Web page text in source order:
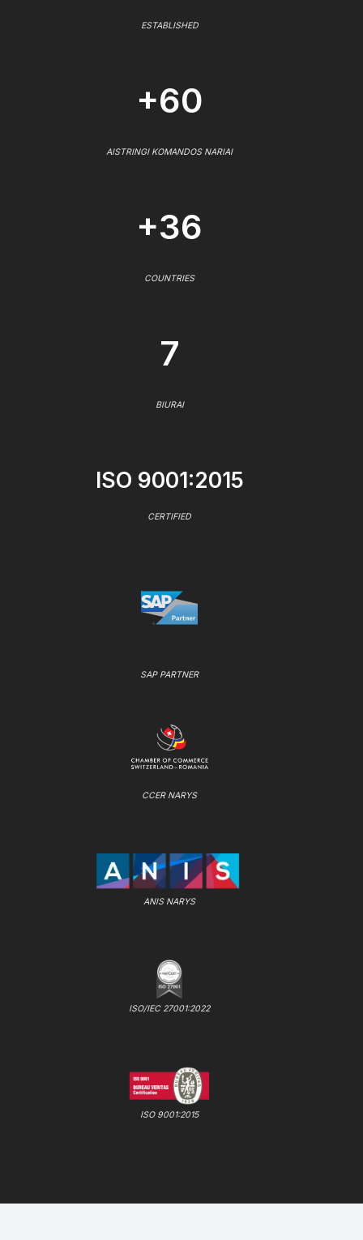
ESTABLISHED
+60
AISTRINGI KOMANDOS NARIAI
+36
COUNTRIES
7
BIURAI
ISO 9001:2015
CERTIFIED
SAP PARTNER
CCER NARYS
ANIS NARYS
ISO/IEC 27001:2022
ISO 9001:2015